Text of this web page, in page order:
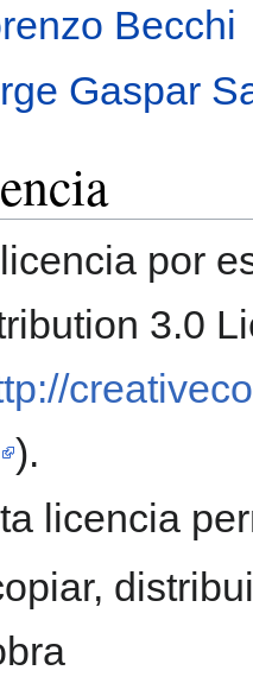
Becchi
Gaspar
por
3.0
).
licencia